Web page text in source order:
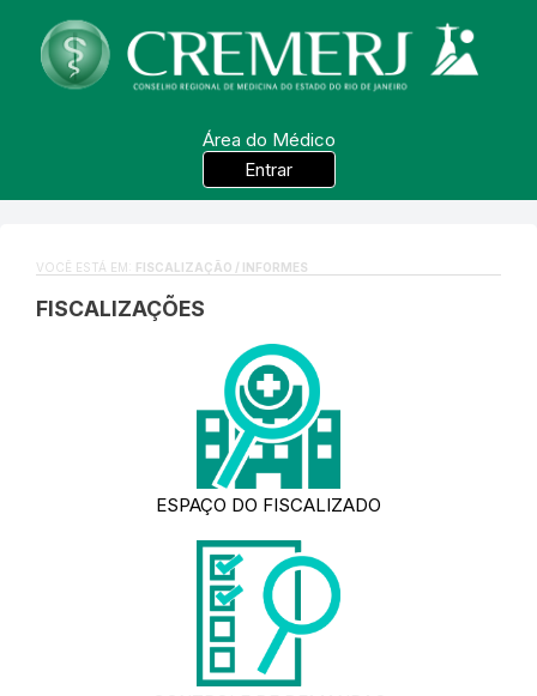
Área do Médico
Entrar
VOCÊ ESTÁ EM: FISCALIZAÇÃO / INFORMES
FISCALIZAÇÕES
ESPAÇO DO FISCALIZADO